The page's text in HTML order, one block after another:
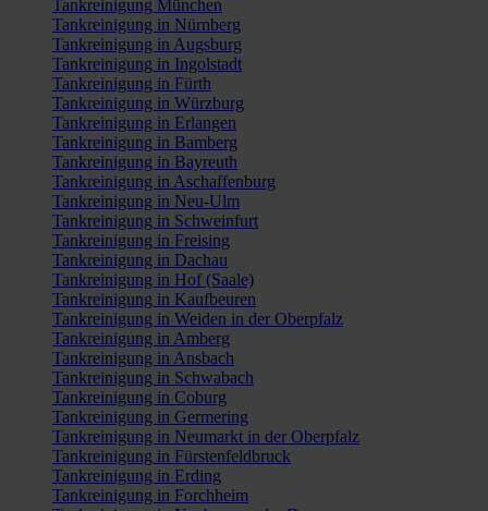
Tankreinigung München
Tankreinigung in Nürnberg
Tankreinigung in Augsburg
Tankreinigung in Ingolstadt
Tankreinigung in Fürth
Tankreinigung in Würzburg
Tankreinigung in Erlangen
Tankreinigung in Bamberg
Tankreinigung in Bayreuth
Tankreinigung in Aschaffenburg
Tankreinigung in Neu-Ulm
Tankreinigung in Schweinfurt
Tankreinigung in Freising
Tankreinigung in Dachau
Tankreinigung in Hof (Saale)
Tankreinigung in Kaufbeuren
Tankreinigung in Weiden in der Oberpfalz
Tankreinigung in Amberg
Tankreinigung in Ansbach
Tankreinigung in Schwabach
Tankreinigung in Coburg
Tankreinigung in Germering
Tankreinigung in Neumarkt in der Oberpfalz
Tankreinigung in Fürstenfeldbruck
Tankreinigung in Erding
Tankreinigung in Forchheim